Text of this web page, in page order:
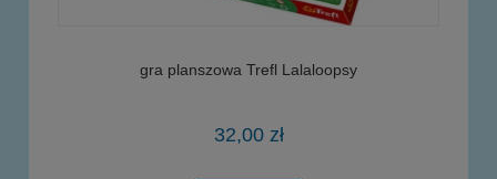
gra planszowa Trefl Lalaloopsy
32,00 zł